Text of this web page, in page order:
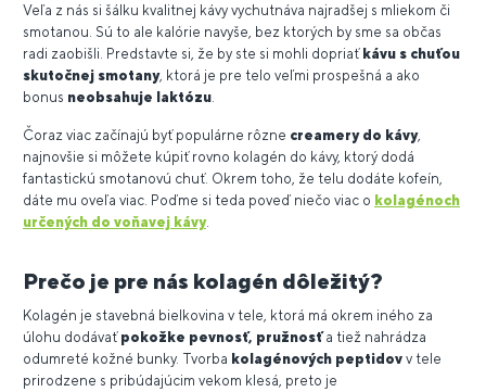
Veľa z nás si šálku kvalitnej kávy vychutnáva najradšej s mliekom či
smotanou. Sú to ale kalórie navyše, bez ktorých by sme sa občas
radi zaobišli. Predstavte si, že by ste si mohli dopriať kávu s chuťou
skutočnej smotany, ktorá je pre telo veľmi prospešná a ako
bonus neobsahuje laktózu
Čoraz viac začínajú byť populárne rôzne creamery do kávy,
najnovšie si môžete kúpiť rovno kolagén do kávy, ktorý dodá
fantastickú smotanovú chuť. Okrem toho, že telu dodáte kofeín,
dáte mu oveľa viac. Poďme si teda poveď niečo viac o kolagénoch
určených do voňavej kávy.
Prečo je pre nás kolagén dôležitý?
Kolagén je stavebná bielkovina v tele, ktorá má okrem iného za
úlohu dodávať pokožke pevnosť, pružnosťa tiež nahrádza
odumreté kožné bunky. Tvorba kolagénových peptidov v tele
prirodzene s pribúdajúcim vekom klesá, preto je